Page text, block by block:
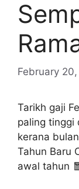
February
Tarikh gaji
paling tinggi
kerana
Tahun Baru
awal tahun